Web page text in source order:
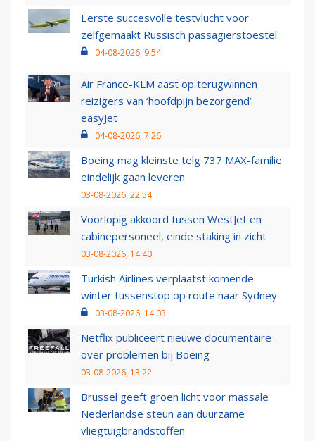
Eerste succesvolle testvlucht voor
zelfgemaakt Russisch passagierstoestel
04-08-2026, 9:54
Air France-KLM aast op terugwinnen
reizigers van ‘hoofdpijn bezorgend’
easyJet
04-08-2026, 7:26
Boeing mag kleinste telg 737 MAX-familie
eindelijk gaan leveren
03-08-2026, 22:54
Voorlopig akkoord tussen WestJet en
cabinepersoneel, einde staking in zicht
03-08-2026, 14:40
Turkish Airlines verplaatst komende
winter tussenstop op route naar Sydney
03-08-2026, 14:03
Netflix publiceert nieuwe documentaire
over problemen bij Boeing
03-08-2026, 13:22
Brussel geeft groen licht voor massale
Nederlandse steun aan duurzame
vliegtuigbrandstoffen